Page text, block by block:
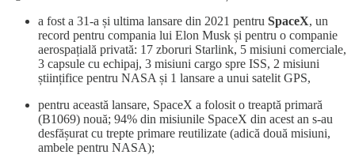
a fost a 31-a și ultima lansare din 2021 pentru SpaceX, un
record pentru compania lui Elon Musk și pentru o companie
aerospațială privată: 17 zboruri Starlink, 5 misiuni comerciale,
3 capsule cu echipaj, 3 misiuni cargo spre ISS, 2 misiuni
științifice pentru NASA și 1 lansare a unui satelit GPS,
pentru această lansare, SpaceX a folosit o treaptă primară
(B1069) nouă; 94% din misiunile SpaceX din acest an s-au
desfășurat cu trepte primare reutilizate (adică două misiuni,
ambele pentru NASA);